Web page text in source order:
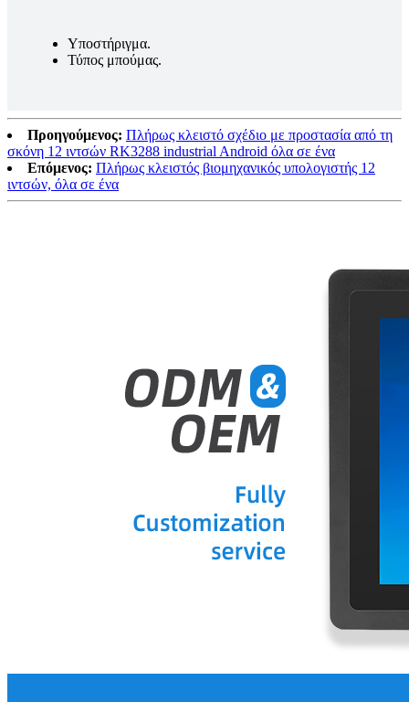
Υποστήριγμα.
Τύπος μπούμας.
Προηγούμενος: Πλήρως κλειστό σχέδιο με προστασία από τη
σκόνη 12 ιντσών RK3288 industrial Android όλα σε ένα
Επόμενος: Πλήρως κλειστός βιομηχανικός υπολογιστής 12
ιντσών, όλα σε ένα